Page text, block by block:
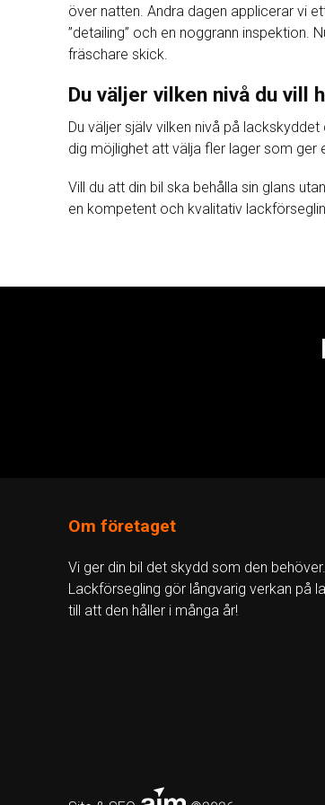
över natten. Andra dagen applicerar vi
”detailing” och en noggrann inspektion.
fräschare skick.
Du väljer vilken nivå du vill
Du väljer själv vilken nivå på
dig möjlighet att välja fler lager som ger
Vill du att din bil ska behålla sin glans
en kompetent och kvalitativ
Om företaget
Vi ger din bil det skydd som den behöver.
Lackförsegling gör långvarig verkan på
till att den håller i många år!